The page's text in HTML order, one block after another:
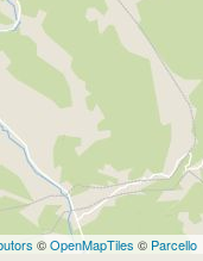
©OpenMapTiles © Parcello